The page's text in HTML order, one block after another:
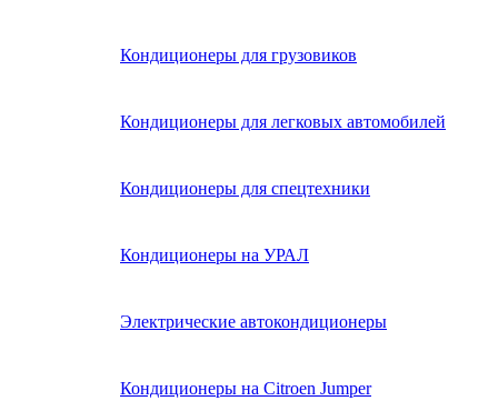
Кондиционеры для грузовиков
Кондиционеры для легковых автомобилей
Кондиционеры для спецтехники
Кондиционеры на УРАЛ
Электрические автокондиционеры
Кондиционеры на Citroen Jumper